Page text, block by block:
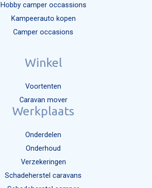
Hobby camper occassions
Kampeerauto kopen
Camper occasions
Winkel
Voortenten
Caravan mover
Werkplaats
Onderdelen
Onderhoud
Verzekeringen
Schadeherstel caravans